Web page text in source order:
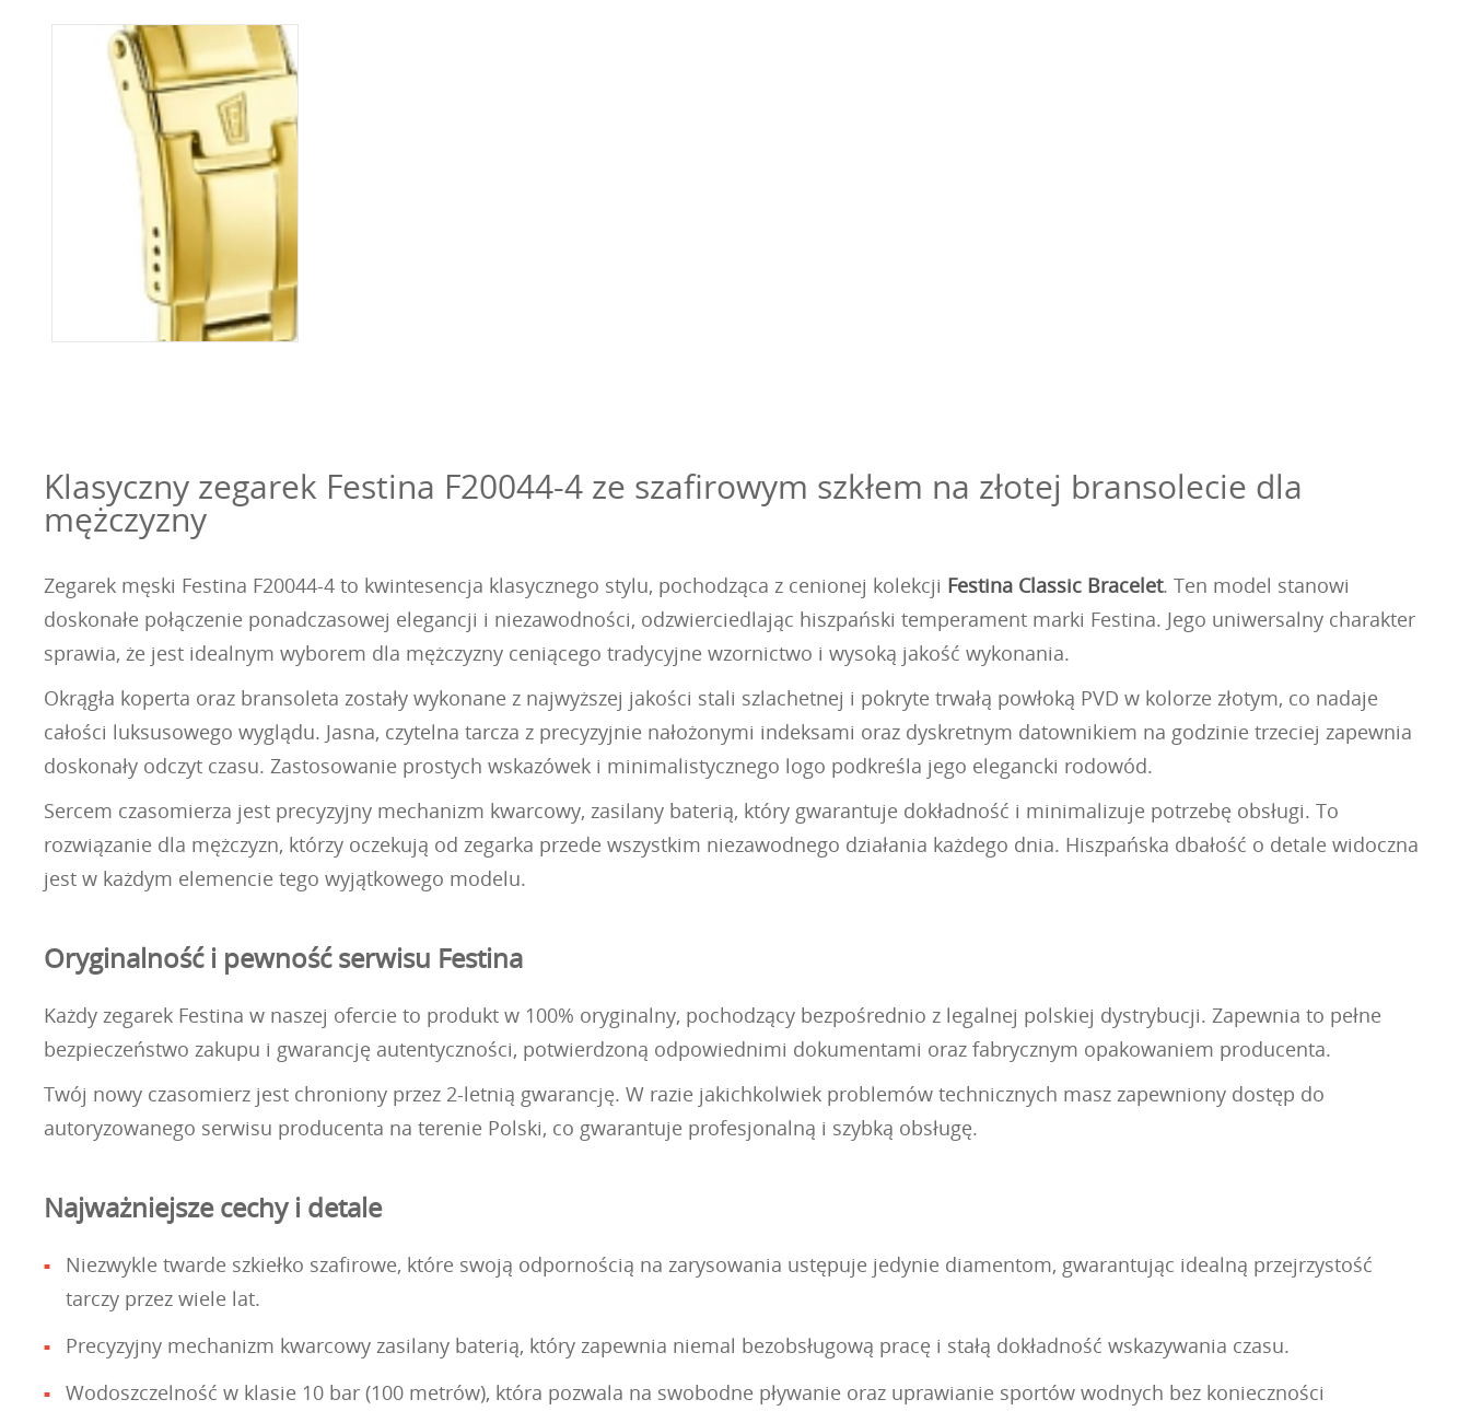
Klasyczny zegarek Festina F20044-4 ze szafirowym szkłem na złotej bransolecie dla
mężczyzny
Zegarek męski Festina F20044-4 to kwintesencja klasycznego stylu, pochodząca z cenionej kolekcji Festina Classic Bracelet. Ten model stanowi
doskonałe połączenie ponadczasowej elegancji i niezawodności, odzwierciedlając hiszpański temperament marki Festina. Jego uniwersalny charakter
sprawia, że jest idealnym wyborem dla mężczyzny ceniącego tradycyjne wzornictwo i wysoką jakość wykonania.
Okrągła koperta oraz bransoleta zostały wykonane z najwyższej jakości stali szlachetnej i pokryte trwałą powłoką PVD w kolorze złotym, co nadaje
całości luksusowego wyglądu. Jasna, czytelna tarcza z precyzyjnie nałożonymi indeksami oraz dyskretnym datownikiem na godzinie trzeciej zapewnia
doskonały odczyt czasu. Zastosowanie prostych wskazówek i minimalistycznego logo podkreśla jego elegancki rodowód.
Sercem czasomierza jest precyzyjny mechanizm kwarcowy, zasilany baterią, który gwarantuje dokładność i minimalizuje potrzebę obsługi. To
rozwiązanie dla mężczyzn, którzy oczekują od zegarka przede wszystkim niezawodnego działania każdego dnia. Hiszpańska dbałość o detale widoczna
jest w każdym elemencie tego wyjątkowego modelu.
Oryginalność i pewność serwisu Festina
Każdy zegarek Festina w naszej ofercie to produkt w 100% oryginalny, pochodzący bezpośrednio z legalnej polskiej dystrybucji. Zapewnia to pełne
bezpieczeństwo zakupu i gwarancję autentyczności, potwierdzoną odpowiednimi dokumentami oraz fabrycznym opakowaniem producenta.
Twój nowy czasomierz jest chroniony przez 2-letnią gwarancję. W razie jakichkolwiek problemów technicznych masz zapewniony dostęp do
autoryzowanego serwisu producenta na terenie Polski, co gwarantuje profesjonalną i szybką obsługę.
Najważniejsze cechy i detale
Niezwykle twarde szkiełko szafirowe, które swoją odpornością na zarysowania ustępuje jedynie diamentom, gwarantując idealną przejrzystość
tarczy przez wiele lat.
Precyzyjny mechanizm kwarcowy zasilany baterią, który zapewnia niemal bezobsługową pracę i stałą dokładność wskazywania czasu.
Wodoszczelność w klasie 10 bar (100 metrów), która pozwala na swobodne pływanie oraz uprawianie sportów wodnych bez konieczności